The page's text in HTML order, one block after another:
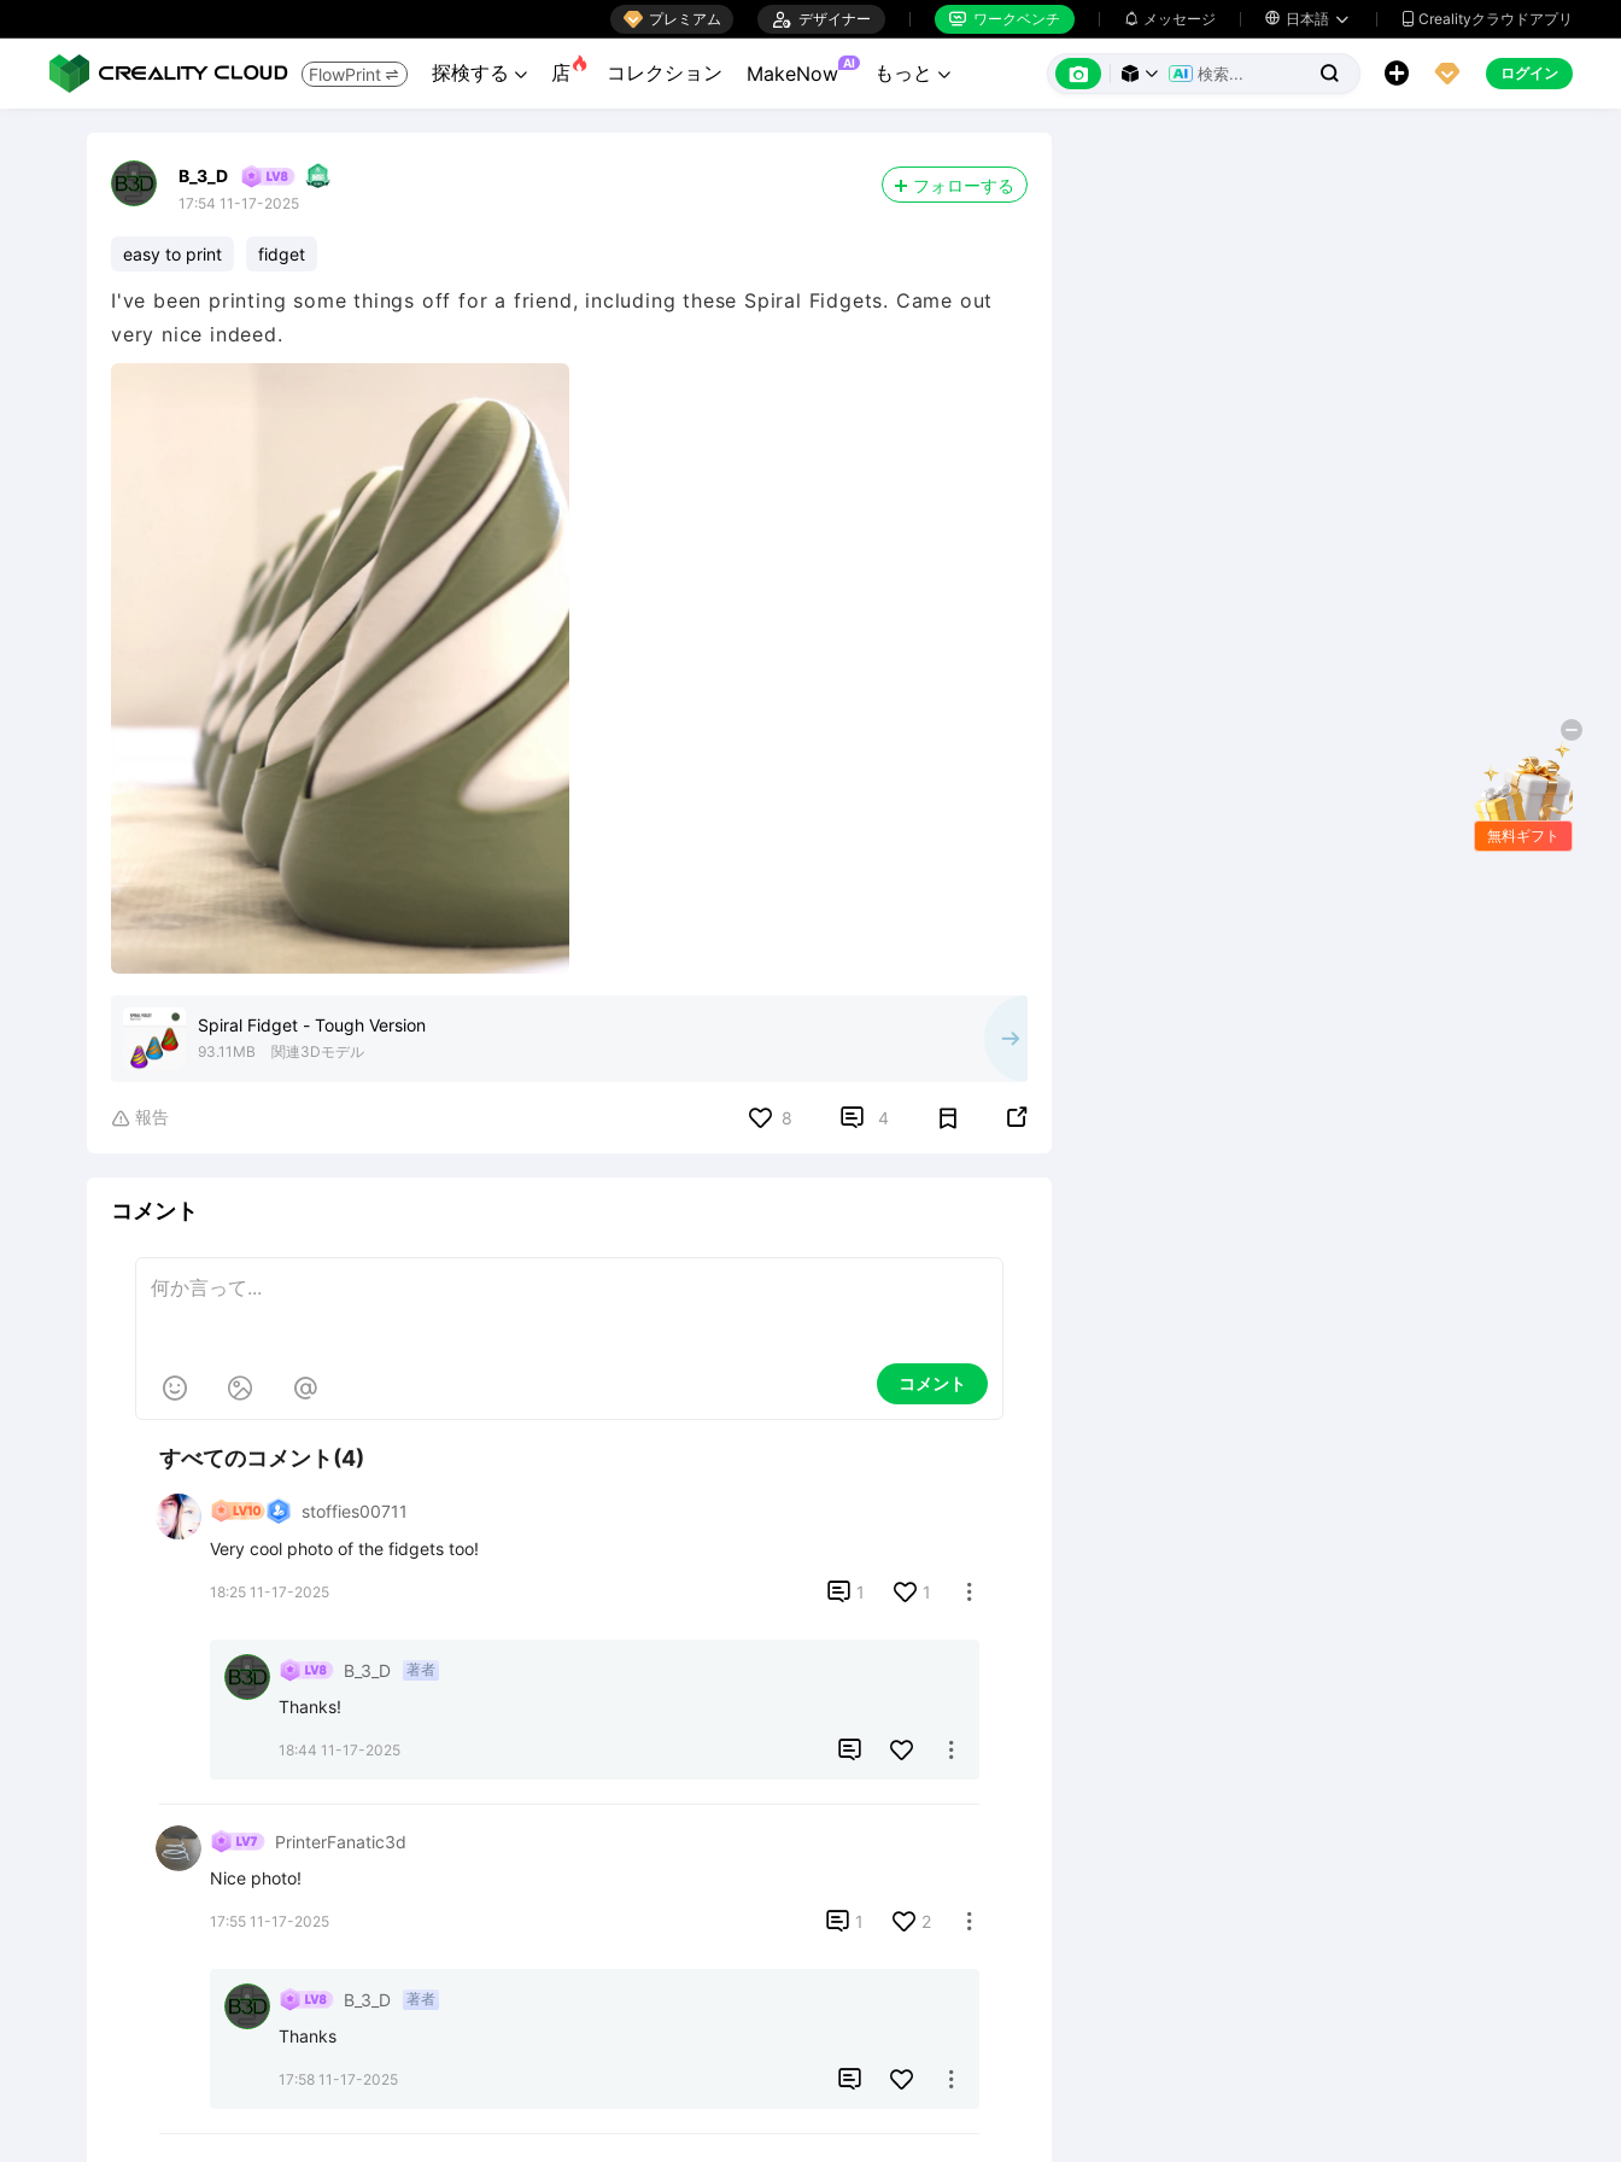
 プレミアム  デザイナー  ワークベンチ  メッセージ  日本語   Crealityクラウドアプリ
FlowPrint  探検する  店 コレクション MakeNow AI もっと        ログイン
B_3_D
17:54 11-17-2025
フォローする
easy to print fidget
I've been printing some things off for a friend, including these Spiral Fidgets. Came out
very nice indeed.
Spiral Fidget - Tough Version
93.11MB 関連3Dモデル
 報告 8  4 
コメント
   コメント
すべてのコメント(4)
stoffies00711
Very cool photo of the fidgets too!
18:25 11-17-2025  1 1 
B_3_D 著者
Thanks!
18:44 11-17-2025  
PrinterFanatic3d
Nice photo!
17:55 11-17-2025  1 2 
B_3_D 著者
Thanks
17:58 11-17-2025  
無料ギフト